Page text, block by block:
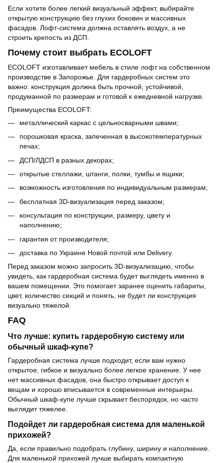
Если хотите более легкий визуальный эффект, выбирайте
открытую конструкцию без глухих боковин и массивных
фасадов. Лофт-система должна оставлять воздух, а не
строить крепость из ДСП.
Почему стоит выбрать ECOLOFT
ECOLOFT изготавливает мебель в стиле лофт на собственном
производстве в Запорожье. Для гардеробных систем это
важно: конструкция должна быть прочной, устойчивой,
продуманной по размерам и готовой к ежедневной нагрузке.
Преимущества ECOLOFT:
металлический каркас с цельносварными швами;
порошковая краска, запеченная в высокотемпературных
печах;
ДСП/ЛДСП в разных декорах;
открытые стеллажи, штанги, полки, тумбы и ящики;
возможность изготовления по индивидуальным размерам;
бесплатная 3D-визуализация перед заказом;
консультация по конструкции, размеру, цвету и
наполнению;
гарантия от производителя;
доставка по Украине Новой почтой или Delivery.
Перед заказом можно запросить 3D-визуализацию, чтобы
увидеть, как гардеробная система будет выглядеть именно в
вашем помещении. Это помогает заранее оценить габариты,
цвет, количество секций и понять, не будет ли конструкция
визуально тяжелой.
FAQ
Что лучше: купить гардеробную систему или
обычный шкаф-купе?
Гардеробная система лучше подходит, если вам нужно
открытое, гибкое и визуально более легкое хранение. У нее
нет массивных фасадов, она быстро открывает доступ к
вещам и хорошо вписывается в современные интерьеры.
Обычный шкаф-купе лучше скрывает беспорядок, но часто
выглядит тяжелее.
Подойдет ли гардеробная система для маленькой
прихожей?
Да, если правильно подобрать глубину, ширину и наполнение.
Для маленькой прихожей лучше выбирать компактную